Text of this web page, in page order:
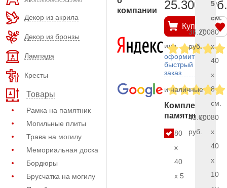
Декор из акрила
Декор из бронзы
Лампада
Кресты
Товары
Рамка на памятник
Могильные плиты
Трава на могилу
Мемориальная доска
Бордюры
Брусчатка на могилу
компании
25.300 руб.
Купить
или
оформить
быстрый
заказ
и наличные
Комплект
памятника
80
x
40
x 5
5
см.
36.200
руб.
80
x
40
x
8
см.
43.000
руб.
80
x
40
x
10